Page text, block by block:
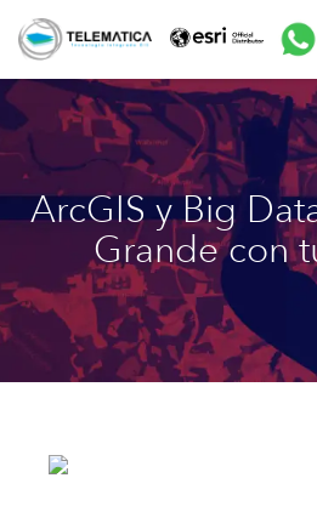
ArcGIS y Big
Grande con